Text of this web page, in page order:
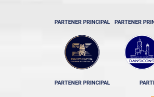
PARTENER PRINCIPAL PARTENER
PARTENER PRINCIPAL